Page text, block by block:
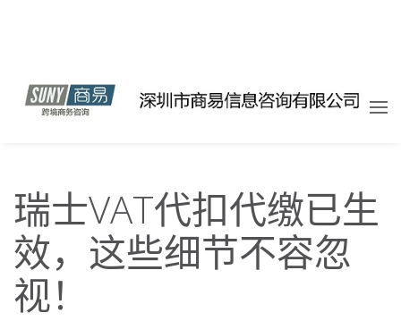
瑞士VAT代扣代缴已生
效，这些细节不容忽
视！